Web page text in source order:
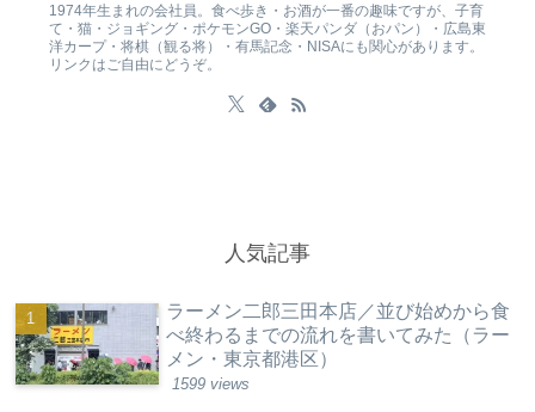
1974年生まれの会社員。食べ歩き・お酒が一番の趣味ですが、子育
て・猫・ジョギング・ポケモンGO・楽天パンダ（おパン）・広島東
洋カープ・将棋（観る将）・有馬記念・NISAにも関心があります。
リンクはご自由にどうぞ。
人気記事
ラーメン二郎三田本店／並び始めから食
べ終わるまでの流れを書いてみた（ラー
メン・東京都港区）
1599 views